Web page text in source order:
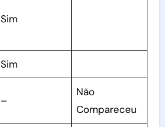
Sim
Sim
–
Não
Compareceu